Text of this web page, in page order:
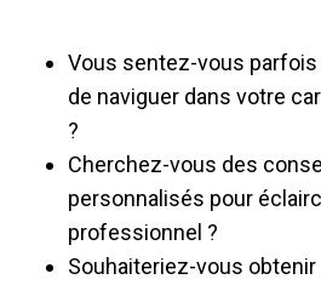
Vous sentez-vous
de naviguer dans votre
?
Cherchez-vous des
personnalisés pour
professionnel ?
Souhaiteriez-vous